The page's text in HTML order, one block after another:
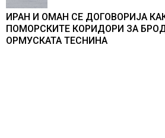
ИРАН И ОМАН СЕ ДОГОВОРИЈА
ПОМОРСКИТЕ КОРИДОРИ ЗА
ОРМУСКАТА ТЕСНИНА